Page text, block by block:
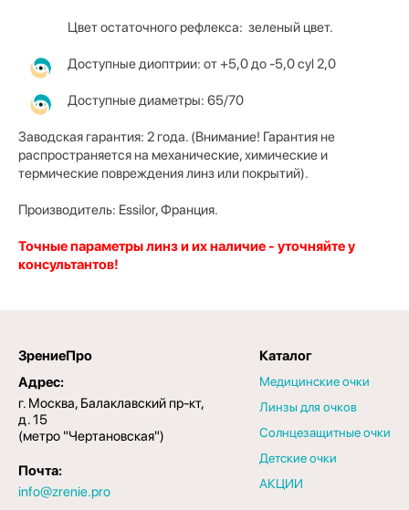
Цвет остаточного рефлекса: зеленый цвет.
Доступные диоптрии: от +5,0 до -5,0 cyl 2,0
Доступные диаметры: 65/70
Заводская гарантия: 2 года. (Внимание! Гарантия не
распространяется на механические, химические и
термические повреждения линз или покрытий).
Производитель: Essilor, Франция.
Точные параметры линз и их наличие - уточняйте у
консультантов!
ЗрениеПро
Адрес:
г. Москва, Балаклавский пр-кт,
д. 15
(метро "Чертановская")
Почта:
info@zrenie.pro
Каталог
Медицинские очки
Линзы для очков
Солнцезащитные очки
Детские очки
АКЦИИ